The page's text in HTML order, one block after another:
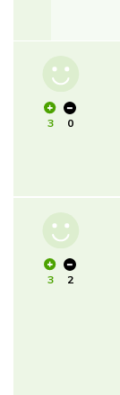
3 0
3 2